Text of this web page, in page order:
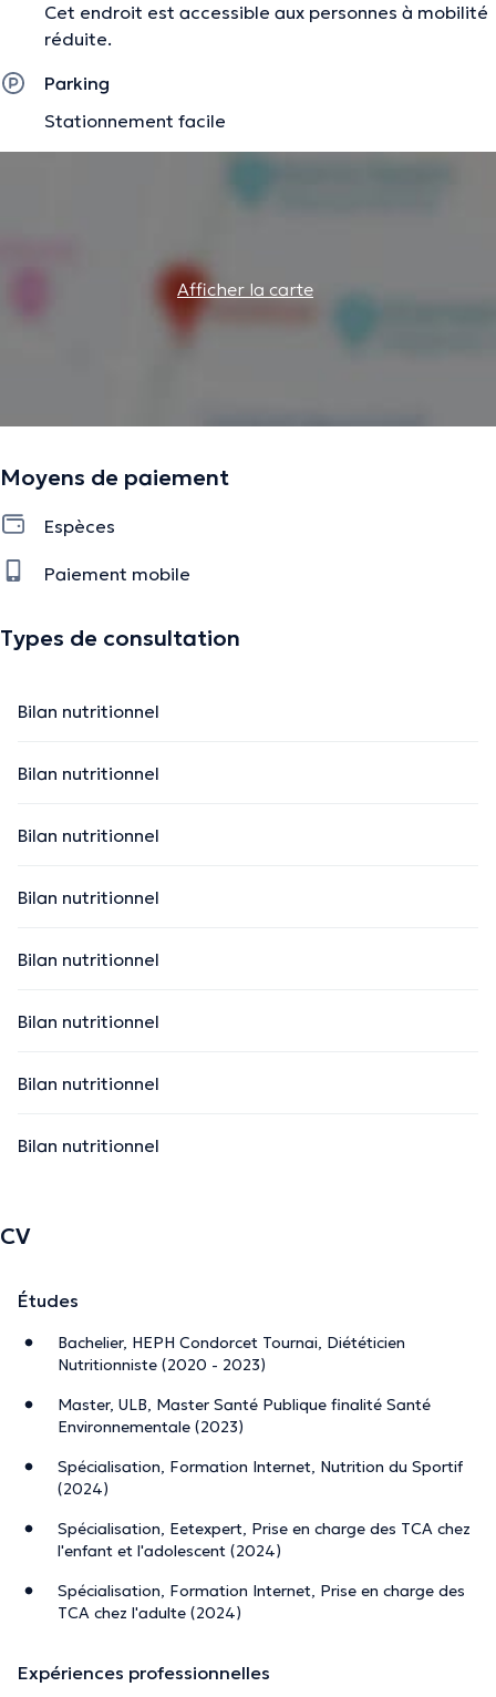
Cet endroit est accessible aux personnes à mobilité
réduite.
Parking
Stationnement facile
Afficher la carte
Moyens de paiement
Espèces
Paiement mobile
Types de consultation
Bilan nutritionnel
Bilan nutritionnel
Bilan nutritionnel
Bilan nutritionnel
Bilan nutritionnel
Bilan nutritionnel
Bilan nutritionnel
Bilan nutritionnel
CV
Études
Bachelier, HEPH Condorcet Tournai, Diététicien
Nutritionniste (2020 - 2023)
Master, ULB, Master Santé Publique finalité Santé
Environnementale (2023)
Spécialisation, Formation Internet, Nutrition du Sportif
(2024)
Spécialisation, Eetexpert, Prise en charge des TCA chez
l'enfant et l'adolescent (2024)
Spécialisation, Formation Internet, Prise en charge des
TCA chez l'adulte (2024)
Expériences professionnelles